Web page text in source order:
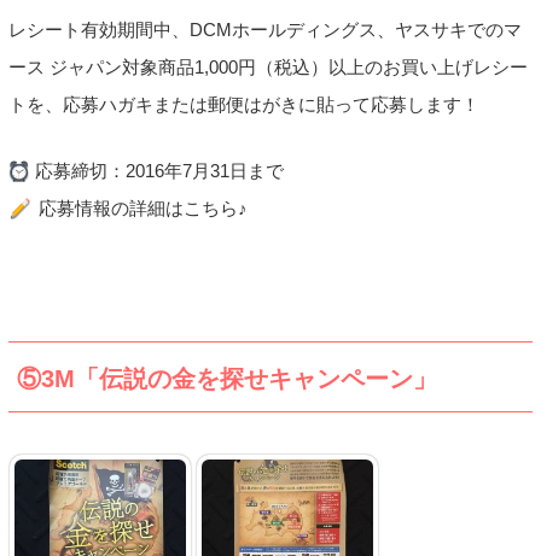
レシート有効期間中、DCMホールディングス、ヤスサキでのマ
ース ジャパン対象商品1,000円（税込）以上のお買い上げレシー
トを、応募ハガキまたは郵便はがきに貼って応募します！
応募締切：2016年7月31日まで
応募情報の詳細はこちら♪
⑤3M「伝説の金を探せキャンペーン」